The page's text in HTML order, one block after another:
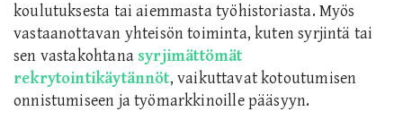
koulutuksesta tai aiemmasta työhistoriasta. Myös
vastaanottavan yhteisön toiminta, kuten syrjintä tai
sen vastakohtana syrjimättömät
rekrytointikäytännöt, vaikuttavat kotoutumisen
onnistumiseen ja työmarkkinoille pääsyyn.